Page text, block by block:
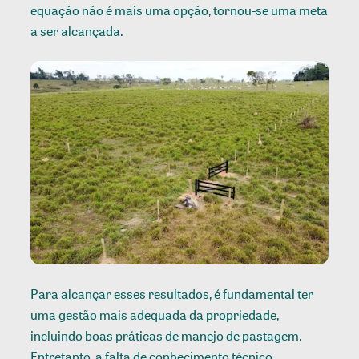
equação não é mais uma opção, tornou-se uma meta
a ser alcançada.
Para alcançar esses resultados, é fundamental ter
uma gestão mais adequada da propriedade,
incluindo boas práticas de manejo de pastagem.